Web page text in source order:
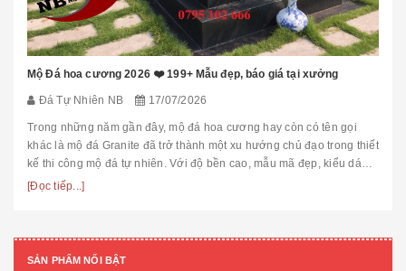
Mộ Đá hoa cương 2026 ❤️ 199+ Mẫu đẹp, báo giá tại xưởng
Đá Tự Nhiên NB 17/07/2026
Trong những năm gần đây, mộ đá hoa cương hay còn có tên gọi
khác là mộ đá Granite đã trở thành một xu hướng chủ đạo trong thiết
kế thi công mộ đá tự nhiên. Với độ bền cao, mẫu mã đẹp, kiểu dáng
hiệ...
[Đọc tiếp...]
SẢN PHẨM NỔI BẬT